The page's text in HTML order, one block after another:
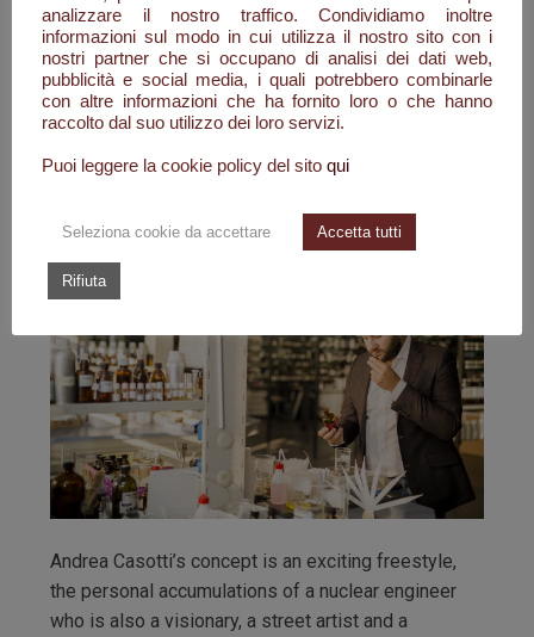
studi che trovo molto stimolante e gratificante. Allo
stesso tempo, ho mantenuto intatta la mia grande
passione, il mio amore per l'arte. Un laboratorio di
fragranze è un luogo in cui arte e ingegneria hanno
l'opportunità di fondersi insieme: oggi, infatti, sono
l'amministratore delegato di CFF, la più giovane e
Andrea Casotti’s concept is an exciting freestyle,
the personal accumulations of a nuclear engineer
who is also a visionary, a street artist and a
analizzare il nostro traffico. Condividiamo inoltre
informazioni sul modo in cui utilizza il nostro sito con i
nostri partner che si occupano di analisi dei dati web,
pubblicità e social media, i quali potrebbero combinarle
con altre informazioni che ha fornito loro o che hanno
raccolto dal suo utilizzo dei loro servizi.
Puoi leggere la cookie policy del sito qui
Seleziona cookie da accettare Accetta tutti
Rifiuta